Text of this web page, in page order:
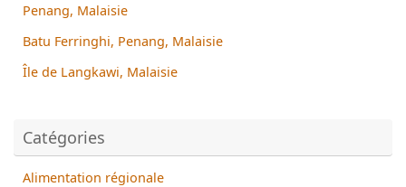
Penang, Malaisie
Batu Ferringhi, Penang, Malaisie
Île de Langkawi, Malaisie
Catégories
Alimentation régionale